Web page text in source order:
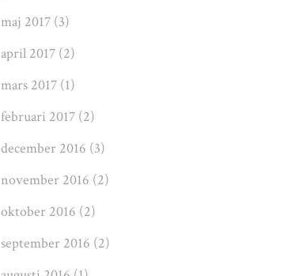
maj 2017 (3)
april 2017 (2)
mars 2017 (1)
februari 2017 (2)
december 2016 (3)
november 2016 (2)
oktober 2016 (2)
september 2016 (2)